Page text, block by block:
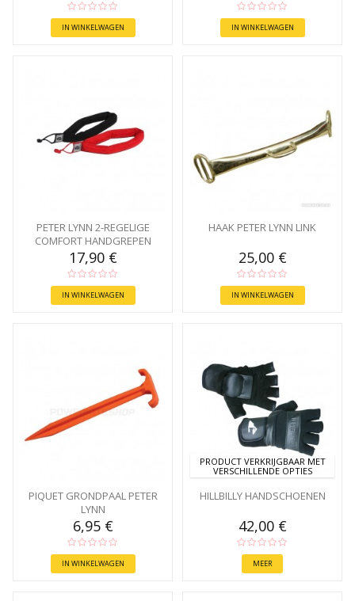
IN WINKELWAGEN IN WINKELWAGEN
PETER LYNN 2-REGELIGE
COMFORT HANDGREPEN
17,90 €
IN WINKELWAGEN
HAAK PETER LYNN LINK
25,00 €
IN WINKELWAGEN
PIQUET GRONDPAAL PETER
LYNN
6,95 €
IN WINKELWAGEN
PRODUCT VERKRIJGBAAR MET
VERSCHILLENDE OPTIES
HILLBILLY HANDSCHOENEN
42,00 €
MEER